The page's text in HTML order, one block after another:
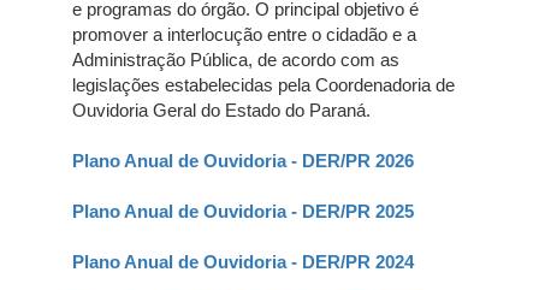
e programas do órgão. O principal objetivo é
promover a interlocução entre o cidadão e a
Administração Pública, de acordo com as
legislações estabelecidas pela Coordenadoria de
Ouvidoria Geral do Estado do Paraná.
Plano Anual de Ouvidoria - DER/PR 2026
Plano Anual de Ouvidoria - DER/PR 2025
Plano Anual de Ouvidoria - DER/PR 2024